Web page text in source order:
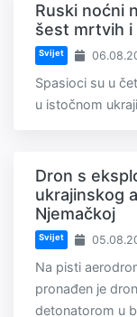
Ruski noćni
šest mrtvih i
Svijet
Spasioci su u
u istočnom
Dron s
ukrajinskog
Njemačkoj
Svijet
Na pisti
pronađen je
detonatorom u